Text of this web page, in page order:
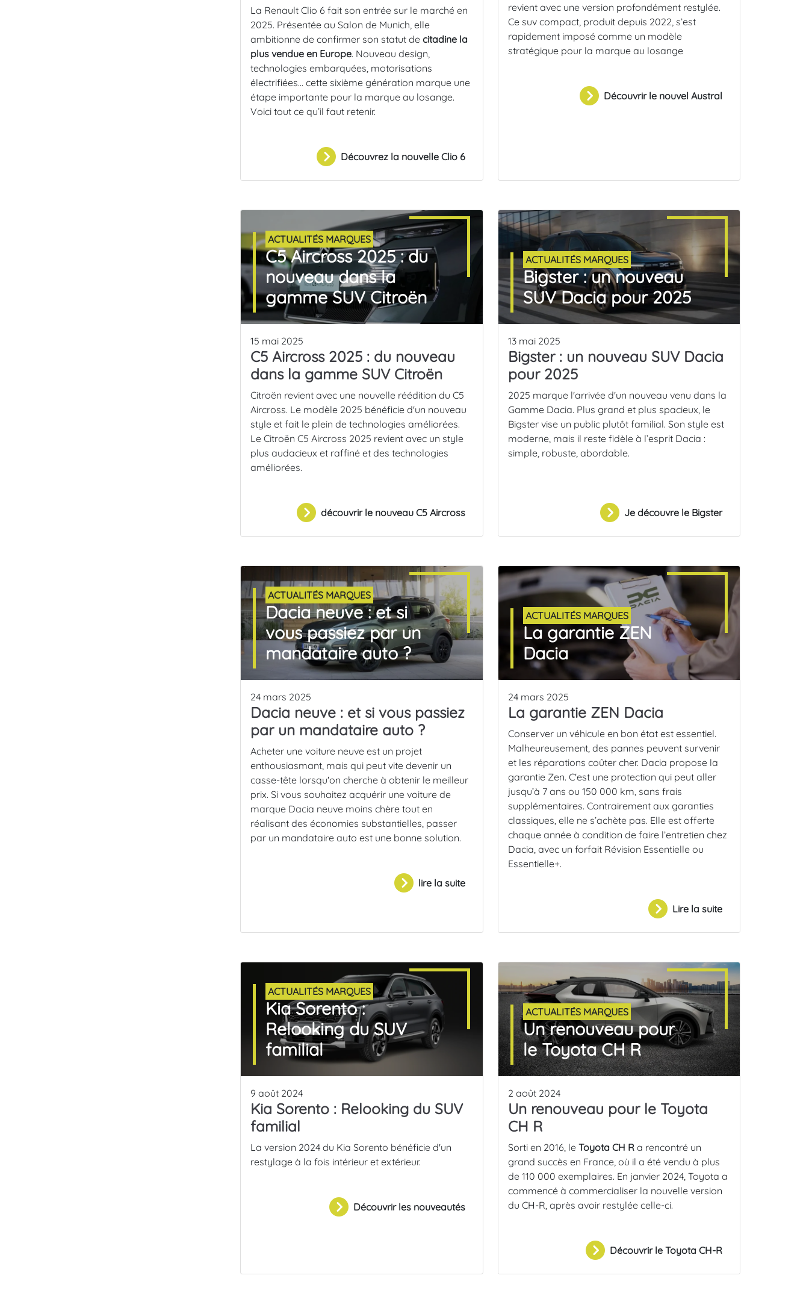
La Renault Clio 6 fait son entrée sur le marché en
2025. Présentée au Salon de Munich, elle
ambitionne de confirmer son statut de citadine la
plus vendue en Europe. Nouveau design,
technologies embarquées, motorisations
électrifiées… cette sixième génération marque une
étape importante pour la marque au losange.
Voici tout ce qu’il faut retenir.
Découvrez la nouvelle Clio 6
revient avec une version profondément restylée.
Ce suv compact, produit depuis 2022, s’est
rapidement imposé comme un modèle
stratégique pour la marque au losange
Découvrir le nouvel Austral
ACTUALITÉS MARQUES
C5 Aircross 2025 : du
nouveau dans la
gamme SUV Citroën
15 mai 2025
C5 Aircross 2025 : du nouveau
dans la gamme SUV Citroën
Citroën revient avec une nouvelle réédition du C5
Aircross. Le modèle 2025 bénéficie d'un nouveau
style et fait le plein de technologies améliorées.
Le Citroën C5 Aircross 2025 revient avec un style
plus audacieux et raffiné et des technologies
améliorées.
découvrir le nouveau C5 Aircross
ACTUALITÉS MARQUES
Bigster : un nouveau
SUV Dacia pour 2025
13 mai 2025
Bigster : un nouveau SUV Dacia
pour 2025
2025 marque l'arrivée d'un nouveau venu dans la
Gamme Dacia. Plus grand et plus spacieux, le
Bigster vise un public plutôt familial. Son style est
moderne, mais il reste fidèle à l’esprit Dacia :
simple, robuste, abordable.
Je découvre le Bigster
ACTUALITÉS MARQUES
Dacia neuve : et si
vous passiez par un
mandataire auto ?
24 mars 2025
Dacia neuve : et si vous passiez
par un mandataire auto ?
Acheter une voiture neuve est un projet
enthousiasmant, mais qui peut vite devenir un
casse-tête lorsqu'on cherche à obtenir le meilleur
prix. Si vous souhaitez acquérir une voiture de
marque Dacia neuve moins chère tout en
réalisant des économies substantielles, passer
par un mandataire auto est une bonne solution.
lire la suite
ACTUALITÉS MARQUES
La garantie ZEN
Dacia
24 mars 2025
La garantie ZEN Dacia
Conserver un véhicule en bon état est essentiel.
Malheureusement, des pannes peuvent survenir
et les réparations coûter cher. Dacia propose la
garantie Zen. C'est une protection qui peut aller
jusqu’à 7 ans ou 150 000 km, sans frais
supplémentaires. Contrairement aux garanties
classiques, elle ne s’achète pas. Elle est offerte
chaque année à condition de faire l’entretien chez
Dacia, avec un forfait Révision Essentielle ou
Essentielle+.
Lire la suite
ACTUALITÉS MARQUES
Kia Sorento :
Relooking du SUV
familial
9 août 2024
Kia Sorento : Relooking du SUV
familial
La version 2024 du Kia Sorento bénéficie d'un
restylage à la fois intérieur et extérieur.
Découvrir les nouveautés
ACTUALITÉS MARQUES
Un renouveau pour
le Toyota CH R
2 août 2024
Un renouveau pour le Toyota
CH R
Sorti en 2016, le Toyota CH Ra rencontré un
grand succès en France, où il a été vendu à plus
de 110 000 exemplaires. En janvier 2024, Toyota a
commencé à commercialiser la nouvelle version
du CH-R, après avoir restylée celle-ci.
Découvrir le Toyota CH-R